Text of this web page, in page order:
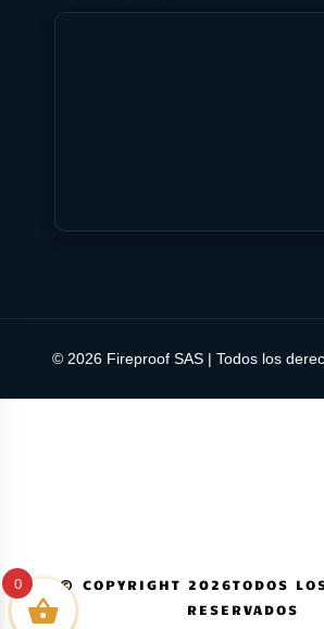
© 2026 Fireproof SAS | Todos los
© COPYRIGHT 2026TODOS
RESERVADOS
0